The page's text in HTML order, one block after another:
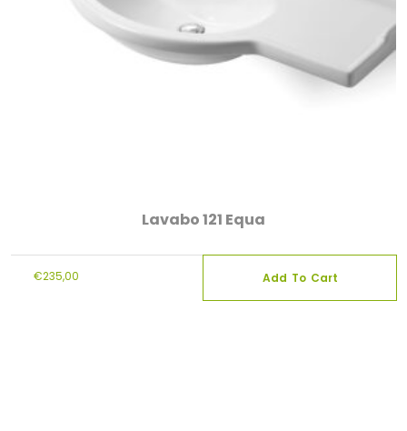
Lavabo 121 Equa
€235,00 Add To Cart